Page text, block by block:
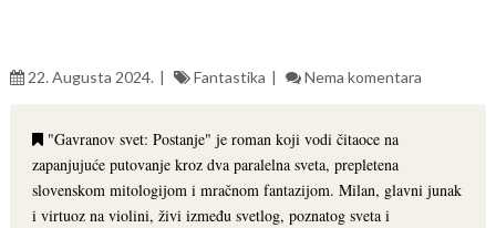
22. Augusta 2024. Fantastika Nema komentara
"Gavranov svet: Postanje" je roman koji vodi čitaoce na
zapanjujuće putovanje kroz dva paralelna sveta, prepletena
slovenskom mitologijom i mračnom fantazijom. Milan, glavni junak
i virtuoz na violini, živi između svetlog, poznatog sveta i